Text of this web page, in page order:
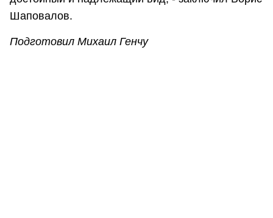
Шаповалов.
Подготовил Михаил Генчу